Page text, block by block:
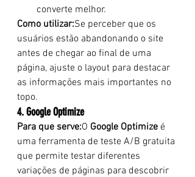
converte melhor.
Como utilizar:Se perceber que os
usuários estão abandonando o site
antes de chegar ao final de uma
página, ajuste o layout para destacar
as informações mais importantes no
topo.
4. Google Optimize
Para que serve:O Google Optimize é
uma ferramenta de teste A/B gratuita
que permite testar diferentes
variações de páginas para descobrir